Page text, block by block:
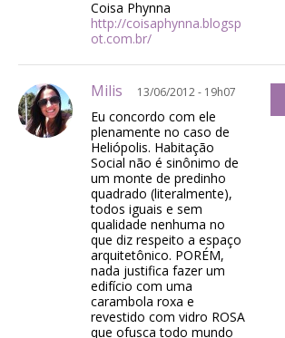
Coisa Phynna
http://coisaphynna.blogsp
ot.com.br/
Milis 13/06/2012 - 19h07
Eu concordo com ele
plenamente no caso de
Heliópolis. Habitação
Social não é sinônimo de
um monte de predinho
quadrado (literalmente),
todos iguais e sem
qualidade nenhuma no
que diz respeito a espaço
arquitetônico. PORÉM,
nada justifica fazer um
edifício com uma
carambola roxa e
revestido com vidro ROSA
que ofusca todo mundo